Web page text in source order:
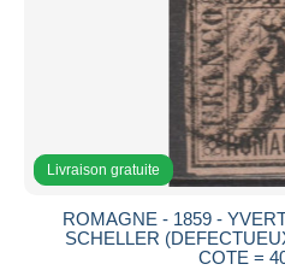
Livraison gratuite
ROMAGNE - 1859 -
SCHELLER
COTE =